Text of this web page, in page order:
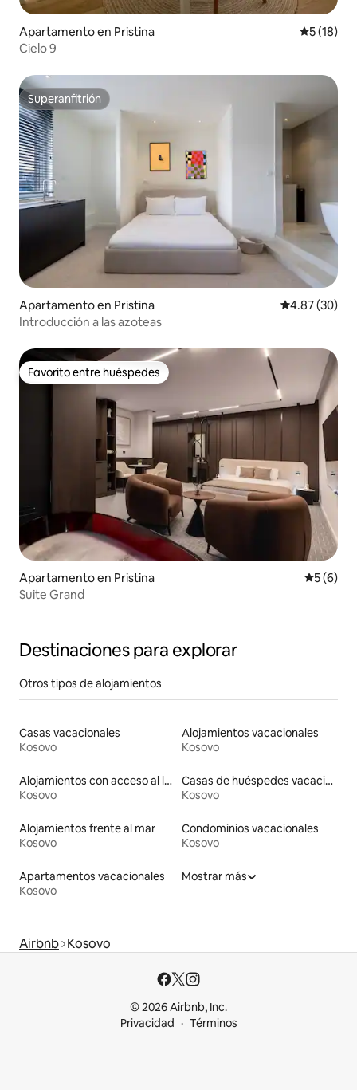
Apartamento en Pristina
5 (18)
Cielo 9
Superanfitrión
Superanfitrión
Apartamento en Pristina Calificación
4.87 (30)
Introducción a las azoteas
Favorito entre huéspedes
Favorito entre huéspedes
Apartamento en Pristina
5 (6)
Suite Grand
Destinaciones para explorar
Otros tipos de alojamientos
Casas vacacionales
Kosovo
Alojamientos vacacionales
Kosovo
Alojamientos con acceso al lago
Kosovo
Casas de huéspedes vacacionales
Kosovo
Alojamientos frente al mar
Kosovo
Condominios vacacionales
Kosovo
Apartamentos vacacionales
Kosovo
Mostrar más
Airbnb Kosovo
© 2026 Airbnb, Inc.
Privacidad
Términos